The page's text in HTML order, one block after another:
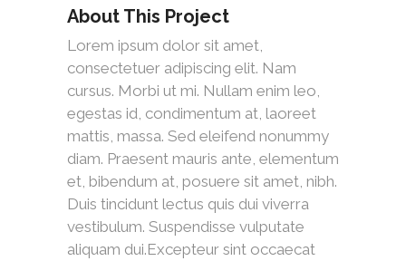
About This Project
Lorem ipsum dolor sit amet,
consectetuer adipiscing elit. Nam
cursus. Morbi ut mi. Nullam enim leo,
egestas id, condimentum at, laoreet
mattis, massa. Sed eleifend nonummy
diam. Praesent mauris ante, elementum
et, bibendum at, posuere sit amet, nibh.
Duis tincidunt lectus quis dui viverra
vestibulum. Suspendisse vulputate
aliquam dui.Excepteur sint occaecat